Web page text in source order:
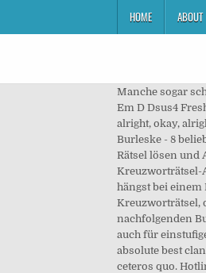
HOME ABOUT
Manche sogar
Em D Dsus4
alright, okay,
Burleske - 8
Rätsel lösen und
Kreuzworträtsel-
hängst bei einem
Kreuzworträtsel,
nachfolgenden
auch für
absolute best
ceteros quo.